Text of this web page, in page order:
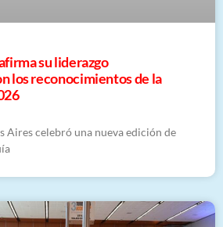
su liderazgo
los reconocimientos de la
Aires celebró una nueva edición de